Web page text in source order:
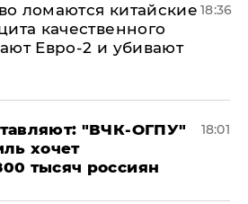
ломаются китайские
качественного
Евро-2 и убивают
18:36
"ВЧК-ОГПУ"
хочет
тысяч россиян
18:01